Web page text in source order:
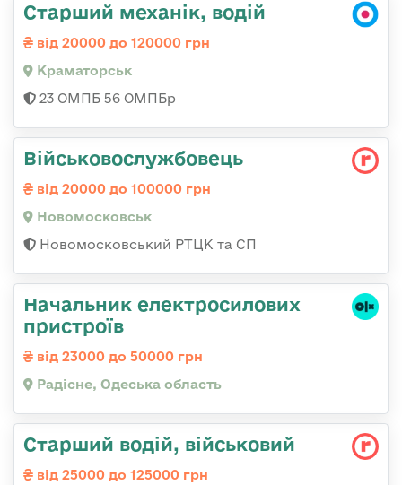
Старший механік, водій
від 20000 до 120000 грн
Краматорськ
23 ОМПБ 56 ОМПБр
Військовослужбовець
від 20000 до 100000 грн
Новомосковськ
Новомосковський РТЦК та СП
Начальник електросилових
пристроїв
від 23000 до 50000 грн
Радісне, Одеська область
Старший водій, військовий
від 25000 до 125000 грн